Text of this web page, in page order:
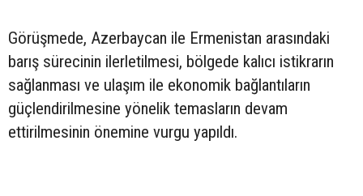
Görüşmede, Azerbaycan ile Ermenistan arasındaki
barış sürecinin ilerletilmesi, bölgede kalıcı istikrarın
sağlanması ve ulaşım ile ekonomik bağlantıların
güçlendirilmesine yönelik temasların devam
ettirilmesinin önemine vurgu yapıldı.